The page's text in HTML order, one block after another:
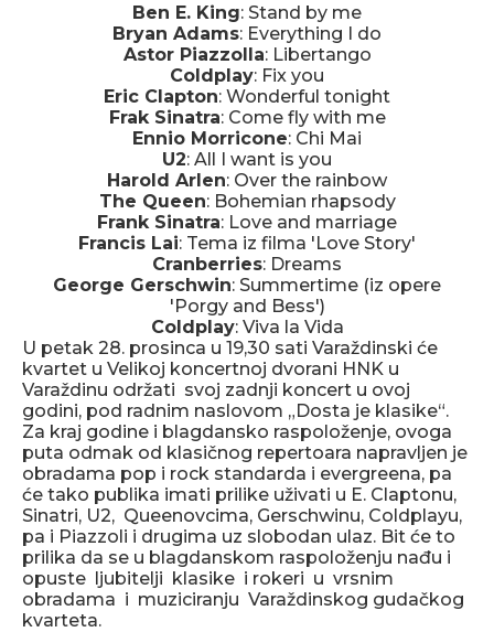
Ben E. King: Stand by me
Bryan Adams: Everything I do
Astor Piazzolla: Libertango
Coldplay: Fix you
Eric Clapton: Wonderful tonight
Frak Sinatra: Come fly with me
Ennio Morricone: Chi Mai
U2: All I want is you
Harold Arlen: Over the rainbow
The Queen: Bohemian rhapsody
Frank Sinatra: Love and marriage
Francis Lai: Tema iz filma 'Love Story'
Cranberries: Dreams
George Gerschwin: Summertime (iz opere
'Porgy and Bess')
Coldplay: Viva la Vida
U petak 28. prosinca u 19,30 sati Varaždinski će
kvartet u Velikoj koncertnoj dvorani HNK u
Varaždinu održati svoj zadnji koncert u ovoj
godini, pod radnim naslovom „Dosta je klasike“.
Za kraj godine i blagdansko raspoloženje, ovoga
puta odmak od klasičnog repertoara napravljen je
obradama pop i rock standarda i evergreena, pa
će tako publika imati prilike uživati u E. Claptonu,
Sinatri, U2, Queenovcima, Gerschwinu, Coldplayu,
pa i Piazzoli i drugima uz slobodan ulaz. Bit će to
prilika da se u blagdanskom raspoloženju nađu i
opuste ljubitelji klasike i rokeri u vrsnim
obradama i muziciranju Varaždinskog gudačkog
kvarteta.